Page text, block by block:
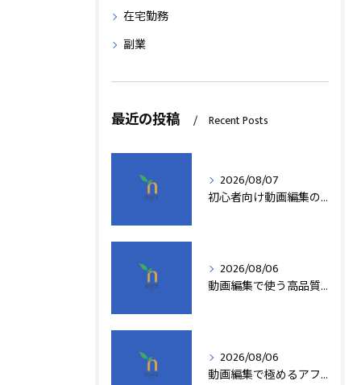
在宅勤務
副業
最近の投稿 Recent Posts
2026/08/07
初心者向け動画編集の簡単テクニック
2026/08/06
動画編集で使う高品質アフターエフェクトテンプレート活用術
2026/08/06
動画編集で極めるアフターエフェクト基本技術